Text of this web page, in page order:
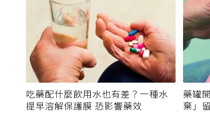
吃藥配什麼飲用水也有差？一種水
提早溶解保護膜 恐影響藥效
藥罐
棄」